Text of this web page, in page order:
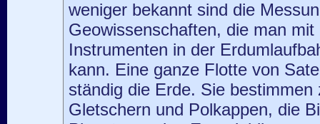
weniger bekannt sind die
Geowissenschaften, die man mit
Instrumenten in der
kann. Eine ganze Flotte von
ständig die Erde. Sie
Gletschern und Polkappen, die